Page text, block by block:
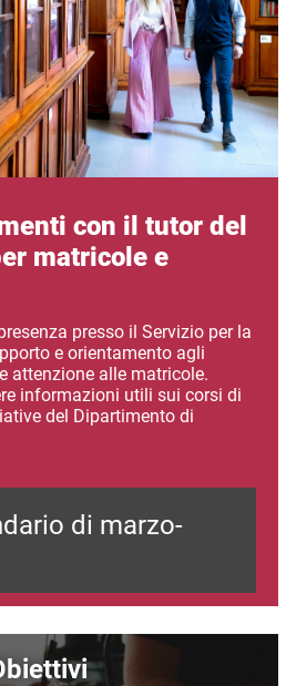
con il tutor del
matricole e
presso il Servizio per la
e orientamento agli
attenzione alle matricole.
informazioni utili sui corsi di
del Dipartimento di
di marzo-